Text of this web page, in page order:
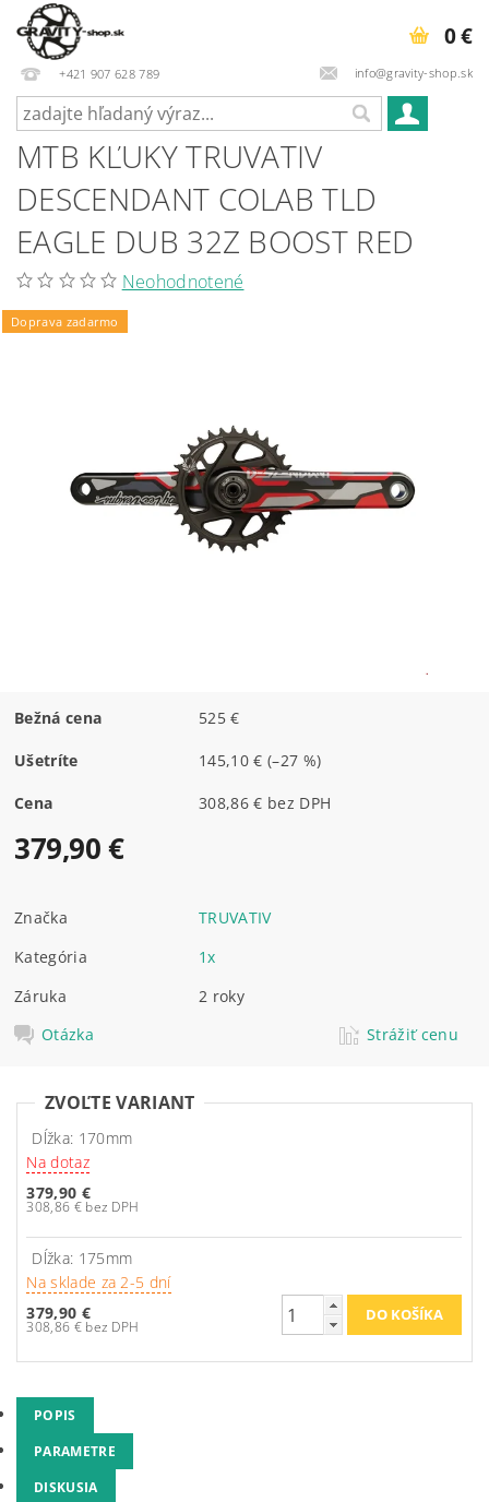
+421 907 628 789 info@gravity-shop.sk
0 €
MTB KĽUKY TRUVATIV
DESCENDANT COLAB TLD
EAGLE DUB 32Z BOOST RED
Neohodnotené
Doprava zadarmo
Bežná cena 525 €
Ušetríte 145,10 € (–27 %)
Cena 308,86 € bez DPH
379,90 €
Značka
TRUVATIV
Kategória
1x
Záruka
2 roky
Otázka
Strážiť cenu
ZVOĽTE VARIANT
Dĺžka: 170mm
Na dotaz
379,90 €
308,86 € bez DPH
Dĺžka: 175mm
Na sklade za 2-5 dní
379,90 €
308,86 € bez DPH
POPIS
PARAMETRE
DISKUSIA